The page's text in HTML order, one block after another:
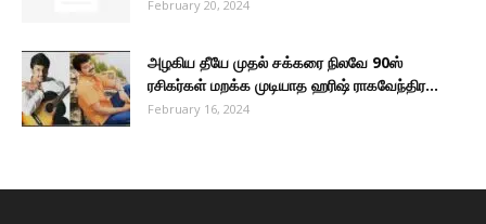
February 20, 2024
அழகிய தீயே முதல் சக்கரை நிலவே 90ஸ்
ரசிகர்கள் மறக்க முடியாத ஹரிஷ் ராகவேந்திர...
February 16, 2024